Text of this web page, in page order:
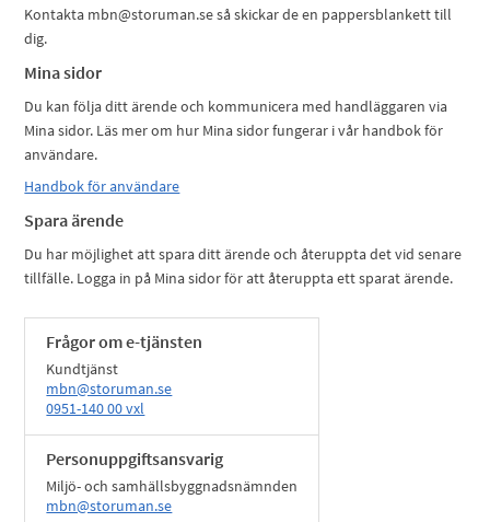
Kontakta mbn@storuman.se så skickar de en pappersblankett till
dig.
Mina sidor
Du kan följa ditt ärende och kommunicera med handläggaren via
Mina sidor. Läs mer om hur Mina sidor fungerar i vår handbok för
användare.
Handbok för användare
Spara ärende
Du har möjlighet att spara ditt ärende och återuppta det vid senare
tillfälle. Logga in på Mina sidor för att återuppta ett sparat ärende.
Frågor om e-tjänsten
Kundtjänst
mbn@storuman.se
0951-140 00 vxl
Personuppgiftsansvarig
Miljö- och samhällsbyggnadsnämnden
mbn@storuman.se